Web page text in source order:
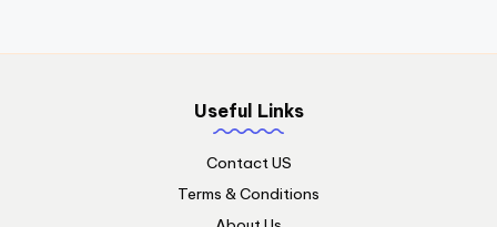
Useful Links
Contact US
Terms & Conditions